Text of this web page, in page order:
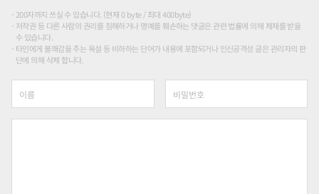
200자까지 쓰실 수 있습니다. (현재 0 byte / 최대 400byte)
저작권 등 다른 사람의 권리를 침해하거나 명예를 훼손하는 댓글은 관련 법률에 의해 제재를 받을
수 있습니다.
타인에게 불쾌감을 주는 욕설 등 비하하는 단어가 내용에 포함되거나 인신공격성 글은 관리자의 판
단에 의해 삭제 합니다.